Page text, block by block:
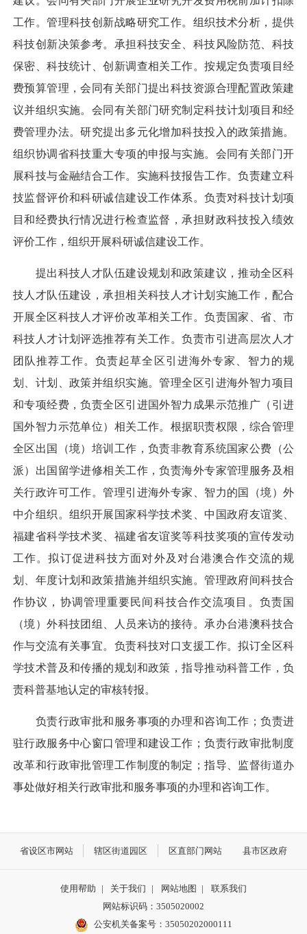
工作。管理科技创新战略研究工作。组织技术分析，提供
科技创新决策参考。承担科技安全、科技风险防范、科技
保密、科技统计、创新调查相关工作。按规定负责项目经
费预算管理，会同有关部门提出科技资源合理配置政策建
议并组织实施。会同有关部门研究制定科技计划项目和经
费管理办法。研究提出多元化增加科技投入的政策措施。
组织协调省科技重大专项的申报与实施。会同有关部门开
展科技与金融结合工作。实施科技报告工作。负责建立科
技监督评价和科研诚信建设工作体系。负责对科技计划项
目和经费执行情况进行检查监督，承担财政科技投入绩效
评价工作，组织开展科研诚信建设工作。
提出科技人才队伍建设规划和政策建议，推动全区科
技人才队伍建设，承担相关科技人才计划实施工作，配合
开展全区科技人才评价改革相关工作。负责国家、省、市
科技人才计划评选推荐有关工作。负责市引进高层次人才
团队推荐工作。负责起草全区引进海外专家、智力的规
划、计划、政策并组织实施。管理全区引进海外智力项目
和专项经费，负责全区引进国外智力成果示范推广（引进
国外智力示范单位）相关工作。根据职责权限，综合管理
全区出国（境）培训工作，负责非教育系统国家公费（公
派）出国留学进修相关工作，负责海外专家管理服务及相
关行政许可工作。管理引进海外专家、智力的国（境）外
中介组织。组织开展国家科学技术奖、中国政府友谊奖、
福建省科学技术奖、福建省友谊奖等科技奖项的宣传发动
工作。拟订促进科技方面对外及对台港澳合作交流的规
划、年度计划和政策措施并组织实施。管理政府间科技合
作协议，协调管理重要民间科技合作交流项目。负责国
（境）外科技团组、人员来访的接待。承办台港澳科技合
作与交流有关事宜。负责科技对口支援工作。拟订全区科
学技术普及和传播的规划和政策，指导推动科普工作，负
责科普基地认定的审核转报。
负责行政审批和服务事项的办理和咨询工作；负责进
驻行政服务中心窗口管理和建设工作；负责行政审批制度
改革和行政审批管理工作制度的制定；指导、监督街道办
事处做好相关行政审批和服务事项的办理和咨询工作。
省设区市网站 辖区街道园区 区直部门网站 县市区政府
使用帮助 | 关于我们 | 网站地图 |
联系我们
网站标识码：3505020002
公安机关备案号：35050202000111